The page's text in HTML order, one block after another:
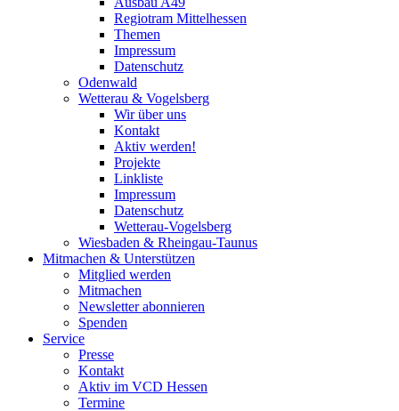
Regiotram Mittelhessen
Themen
Impressum
Datenschutz
Odenwald
Wetterau & Vogelsberg
Wir über uns
Kontakt
Aktiv werden!
Projekte
Linkliste
Impressum
Datenschutz
Wetterau-Vogelsberg
Wiesbaden & Rheingau-Taunus
Mitmachen & Unterstützen
Mitglied werden
Mitmachen
Newsletter abonnieren
Spenden
Service
Presse
Kontakt
Aktiv im VCD Hessen
Termine